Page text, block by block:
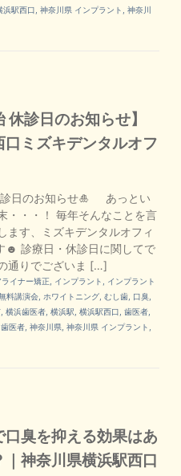
浜駅西口 ,神奈川県 インプラント ,神奈川
休診日のお知らせ】
口ミズキデンタルオフ
診日のお知らせ🎍 あっとい
・・・！ 毎年そんなことを言
ます、ミズキデンタルオフィ
☻ 診療日・休診日に関してで
通りでございま […]
ライナー矯正 インプラント
インプラント
料講演会 ホワイトニング ,むし歯 口臭
,横浜歯医者 ,横浜駅 ,横浜駅西口 ,歯医者
医者 ,神奈川県 ,神奈川県 インプラント
口臭を抑える効果はあ
｜神奈川県横浜駅西口